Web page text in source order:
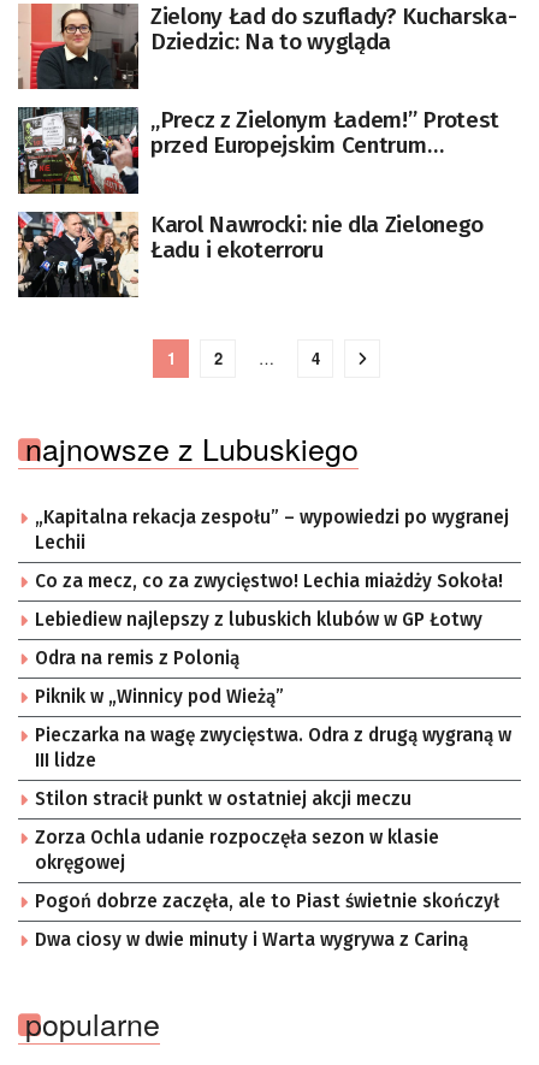
Zielony Ład do szuflady? Kucharska-
Dziedzic: Na to wygląda
„Precz z Zielonym Ładem!” Protest
przed Europejskim Centrum
Karol Nawrocki: nie dla Zielonego
Ładu i ekoterroru
1 2 … 4
najnowsze z Lubuskiego
„Kapitalna rekacja zespołu” – wypowiedzi po wygranej
Lechii
Co za mecz, co za zwycięstwo! Lechia miażdży Sokoła!
Lebiediew najlepszy z lubuskich klubów w GP Łotwy
Odra na remis z Polonią
Piknik w „Winnicy pod Wieżą”
Pieczarka na wagę zwycięstwa. Odra z drugą wygraną w
III lidze
Stilon stracił punkt w ostatniej akcji meczu
Zorza Ochla udanie rozpoczęła sezon w klasie
okręgowej
Pogoń dobrze zaczęła, ale to Piast świetnie skończył
Dwa ciosy w dwie minuty i Warta wygrywa z Cariną
popularne